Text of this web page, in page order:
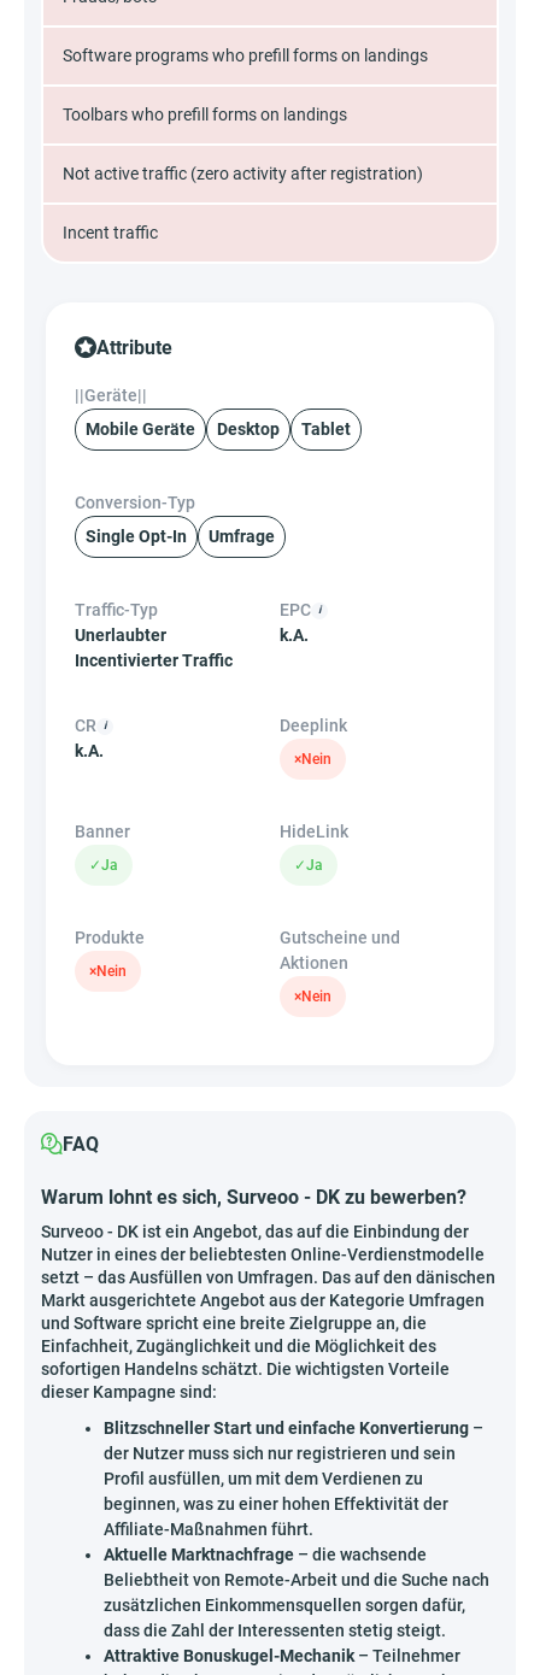
Software programs who prefill forms on landings
Toolbars who prefill forms on landings
Not active traffic (zero activity after registration)
Incent traffic
Attribute
||Geräte||
Mobile Geräte
Desktop Tablet
Conversion-Typ
Single Opt-In
Umfrage
Traffic-Typ
Unerlaubter
Incentivierter Traffic
EPC
k.A.
CR
k.A.
Deeplink
×Nein
Banner
✓Ja
HideLink
✓Ja
Produkte
×Nein
Gutscheine und
Aktionen
×Nein
FAQ
Warum lohnt es sich, Surveoo - DK zu bewerben?
Surveoo - DK ist ein Angebot, das auf die Einbindung der
Nutzer in eines der beliebtesten Online-Verdienstmodelle
setzt – das Ausfüllen von Umfragen. Das auf den dänischen
Markt ausgerichtete Angebot aus der Kategorie Umfragen
und Software spricht eine breite Zielgruppe an, die
Einfachheit, Zugänglichkeit und die Möglichkeit des
sofortigen Handelns schätzt. Die wichtigsten Vorteile
dieser Kampagne sind:
Blitzschneller Start und einfache Konvertierung –
der Nutzer muss sich nur registrieren und sein
Profil ausfüllen, um mit dem Verdienen zu
beginnen, was zu einer hohen Effektivität der
Affiliate-Maßnahmen führt.
Aktuelle Marktnachfrage – die wachsende
Beliebtheit von Remote-Arbeit und die Suche nach
zusätzlichen Einkommensquellen sorgen dafür,
dass die Zahl der Interessenten stetig steigt.
Attraktive Bonuskugel-Mechanik – Teilnehmer